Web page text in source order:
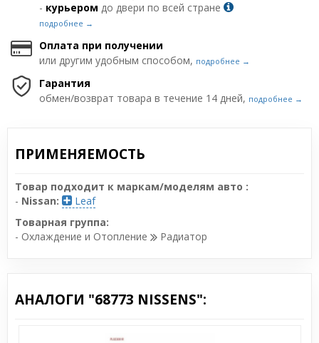
- курьером до двери по всей стране
подробнее →
Оплата при получении
или другим удобным способом, подробнее →
Гарантия
обмен/возврат товара в течение 14 дней, подробнее →
ПРИМЕНЯЕМОСТЬ
Товар подходит к маркам/моделям авто :
- Nissan:
Leaf
Товарная группа:
- Охлаждение и Отопление
Радиатор
АНАЛОГИ "68773 NISSENS":